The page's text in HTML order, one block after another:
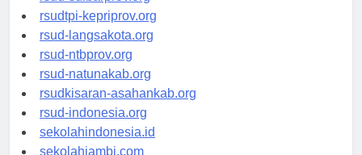
rsud-sulbarprov.org
rsudtpi-kepriprov.org
rsud-langsakota.org
rsud-ntbprov.org
rsud-natunakab.org
rsudkisaran-asahankab.org
rsud-indonesia.org
sekolahindonesia.id